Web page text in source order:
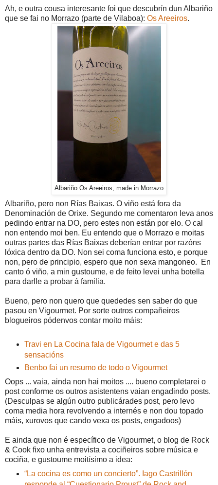
Ah, e outra cousa interesante foi que descubrín dun Albariño
que se fai no Morrazo (parte de Vilaboa): Os Areeiros.
Albariño Os Areeiros, made in Morrazo
Albariño, pero non Rías Baixas. O viño está fora da
Denominación de Orixe. Segundo me comentaron leva anos
pedindo entrar na DO, pero estes non están por elo. O cal
non entendo moi ben. Eu entendo que o Morrazo e moitas
outras partes das Rías Baixas deberían entrar por razóns
lóxica dentro da DO. Non sei coma funciona esto, e porque
non, pero de principio, espero que non sexa mangoneo. En
canto ó viño, a min gustoume, e de feito levei unha botella
para darlle a probar á familia.
Bueno, pero non quero que quededes sen saber do que
pasou en Vigourmet. Por sorte outros compañeiros
blogueiros pódenvos contar moito máis:
Travi en La Cocina fala de Vigourmet e das 5
sensacións
Benbo fai un resumo de todo o Vigourmet
Oops ... vaia, ainda non hai moitos .... bueno completarei o
post conforme os outros asistentens vaian engadindo posts.
(Desculpas se algún outro publicárades post, pero levo
coma media hora revolvendo a internés e non dou topado
máis, xurovos que cando vexa os posts, engadoos)
E ainda que non é específico de Vigourmet, o blog de Rock
& Cook fixo unha entrevista a cociñeiros sobre música e
cociña, e gustoume moitísimo a idea:
“La cocina es como un concierto”. Iago Castrillón